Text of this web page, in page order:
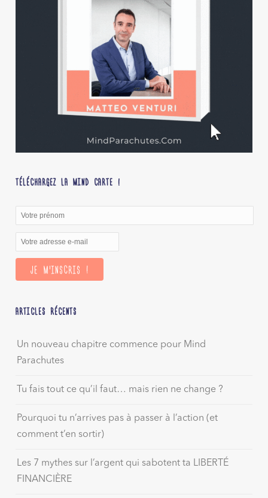
TÉLÉCHARGEZ LA MIND CARTE !
ARTICLES RÉCENTS
Un nouveau chapitre commence pour Mind
Parachutes
Tu fais tout ce qu’il faut… mais rien ne change ?
Pourquoi tu n’arrives pas à passer à l’action (et
comment t’en sortir)
Les 7 mythes sur l’argent qui sabotent ta LIBERTÉ
FINANCIÈRE